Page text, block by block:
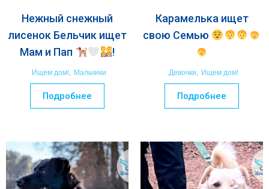
Нежный снежный
лисенок Бельчик ищет
Мам и Пап
!
Ищем дом!, Мальчики
Подробнее
Карамелька ищет
свою Семью
Девочки, Ищем дом!
Подробнее